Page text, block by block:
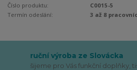
Číslo produktu:
C0015-5
Termín odeslání:
3 až 8
ruční výroba ze Slovácka
šijeme pro Vás funkční doplňky,